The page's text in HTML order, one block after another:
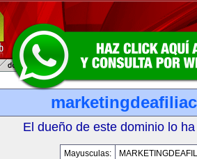
El dueño de este dominio lo
Mayusculas: